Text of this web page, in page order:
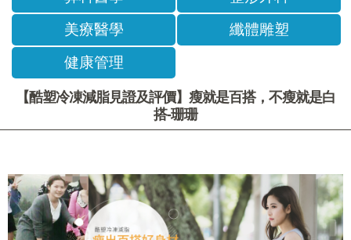
美療醫學
健康管理
纖體雕塑
【酷塑冷凍減脂見證及評價】瘦就是百搭，不瘦就是白
搭-珊珊